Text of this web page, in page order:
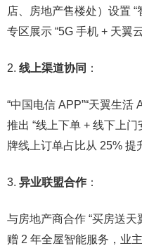
店、房地产售楼处）设置
专区展示 “5G 手机 + 天翼
线上渠道协同 ：​
“中国电信 APP”“天翼生活
推出 “线上下单 + 线下上
牌线上订单占比从 25% 提
异业联盟合作 ：​
与房地产商合作 “买房送
赠 2 年全屋智能服务，业